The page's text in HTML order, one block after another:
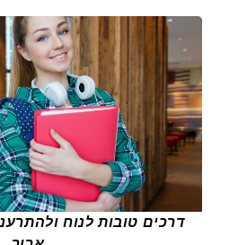
דרכים טובות לנוח